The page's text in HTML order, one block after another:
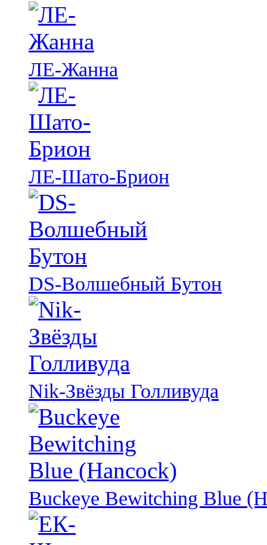
ЛЕ-Жанна
ЛЕ-Шато-Брион
DS-Волшебный Бутон
Nik-Звёзды Голливуда
Buckeye Bewitching Blue